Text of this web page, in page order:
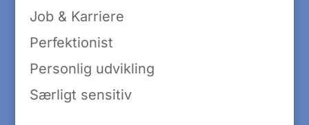
Job & Karriere
Perfektionist
Personlig udvikling
Særligt sensitiv